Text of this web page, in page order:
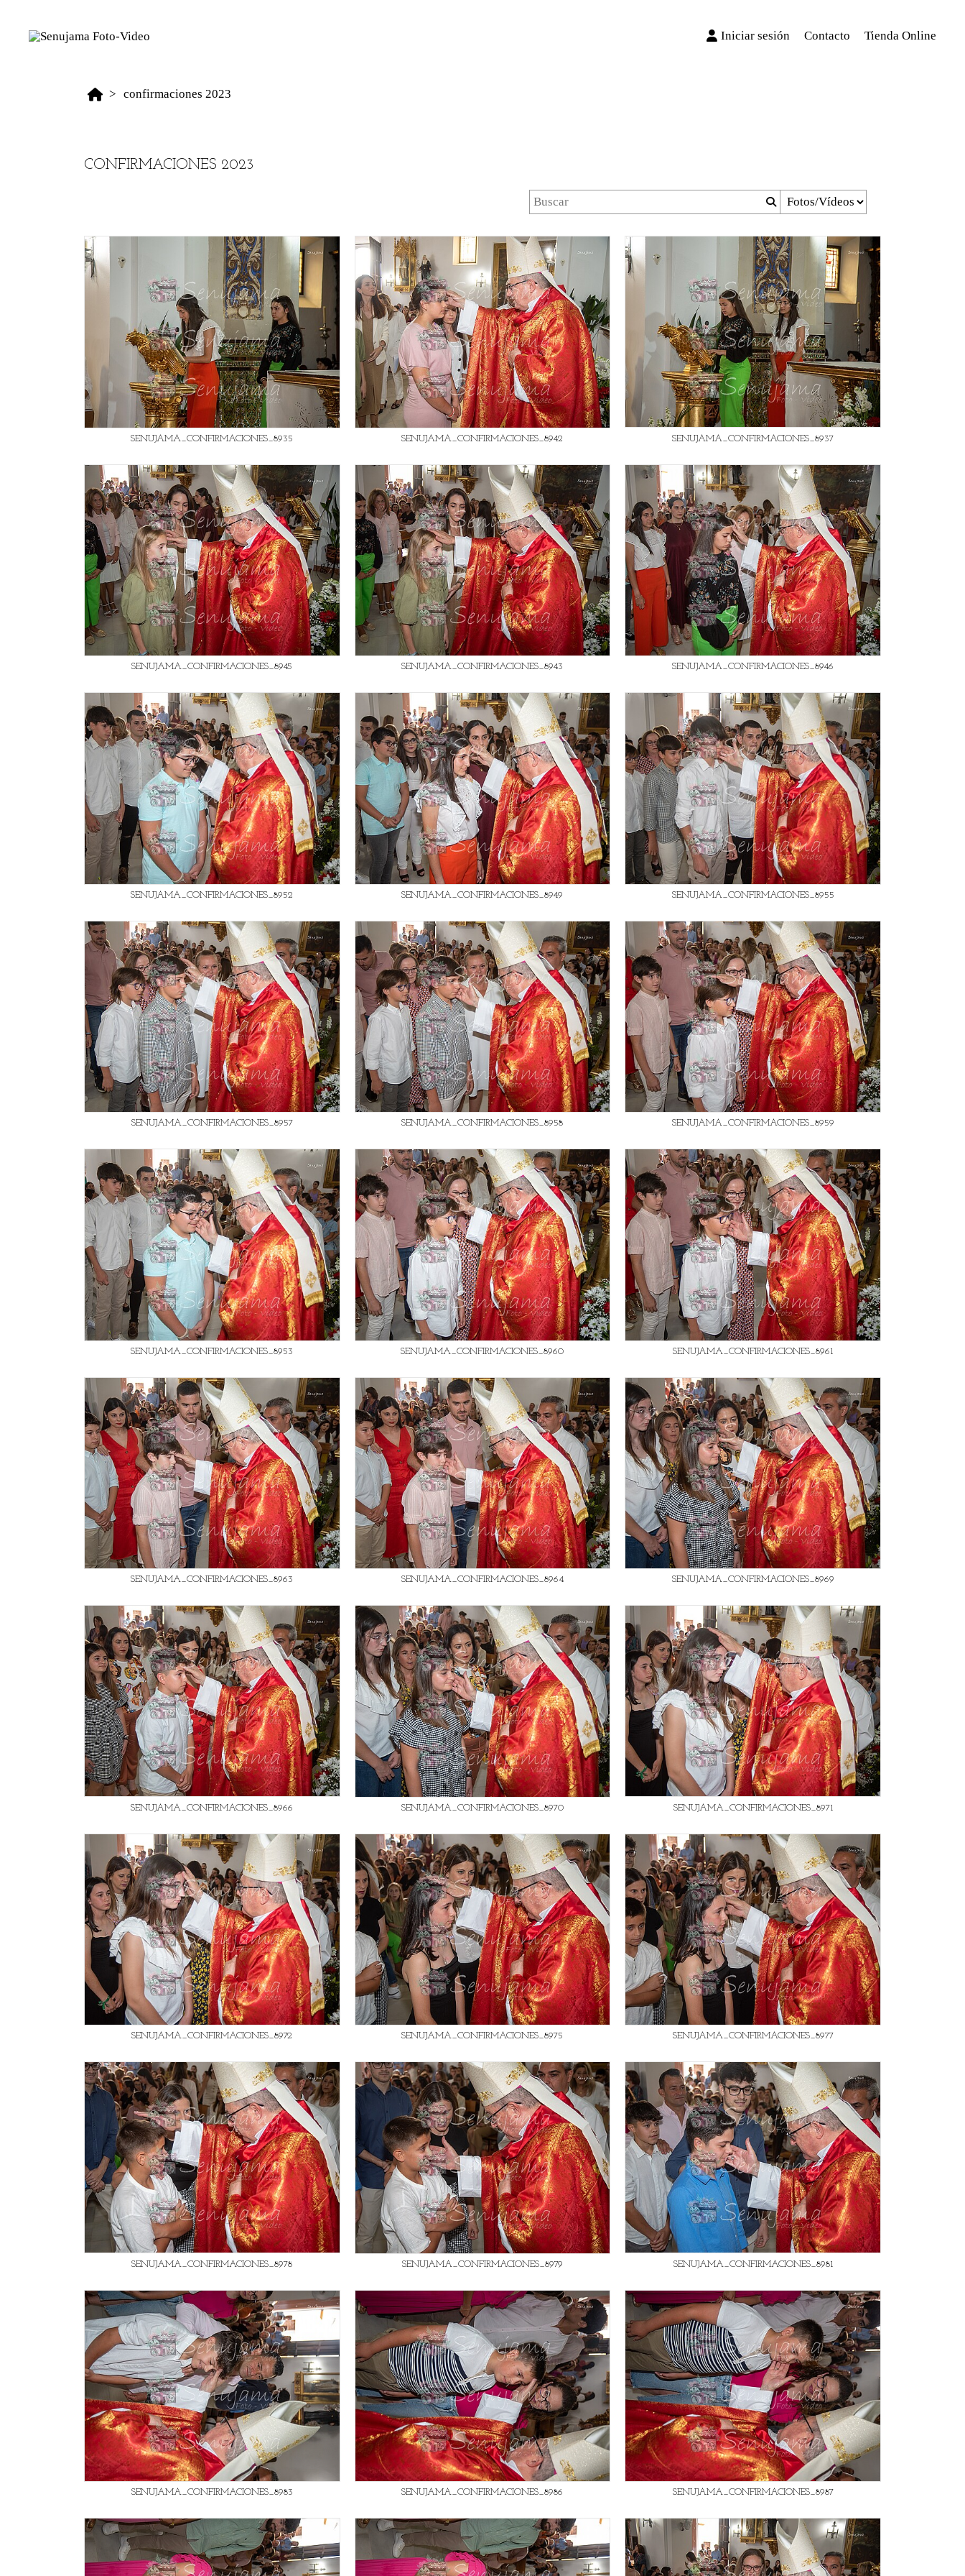
Iniciar sesión Contacto Tienda Online
confirmaciones 2023
CONFIRMACIONES 2023
SENUJAMA_CONFIRMACIONES_8935 SENUJAMA_CONFIRMACIONES_8942 SENUJAMA_CONFIRMACIONES_8937
SENUJAMA_CONFIRMACIONES_8945 SENUJAMA_CONFIRMACIONES_8943 SENUJAMA_CONFIRMACIONES_8946
SENUJAMA_CONFIRMACIONES_8952 SENUJAMA_CONFIRMACIONES_8949 SENUJAMA_CONFIRMACIONES_8955
SENUJAMA_CONFIRMACIONES_8957 SENUJAMA_CONFIRMACIONES_8958 SENUJAMA_CONFIRMACIONES_8959
SENUJAMA_CONFIRMACIONES_8953 SENUJAMA_CONFIRMACIONES_8960 SENUJAMA_CONFIRMACIONES_8961
SENUJAMA_CONFIRMACIONES_8963 SENUJAMA_CONFIRMACIONES_8964 SENUJAMA_CONFIRMACIONES_8969
SENUJAMA_CONFIRMACIONES_8966 SENUJAMA_CONFIRMACIONES_8970 SENUJAMA_CONFIRMACIONES_8971
SENUJAMA_CONFIRMACIONES_8972 SENUJAMA_CONFIRMACIONES_8975 SENUJAMA_CONFIRMACIONES_8977
SENUJAMA_CONFIRMACIONES_8978 SENUJAMA_CONFIRMACIONES_8979 SENUJAMA_CONFIRMACIONES_8981
SENUJAMA_CONFIRMACIONES_8983 SENUJAMA_CONFIRMACIONES_8986 SENUJAMA_CONFIRMACIONES_8987